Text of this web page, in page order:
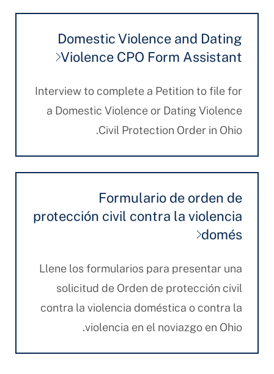
Domestic Violence and Dating
Violence CPO Form Assistant
Interview to complete a Petition to file for
a Domestic Violence or Dating Violence
Civil Protection Order in Ohio.
Formulario de orden de
protección civil contra la violencia
domés
Llene los formularios para presentar una
solicitud de Orden de protección civil
contra la violencia doméstica o contra la
violencia en el noviazgo en Ohio.